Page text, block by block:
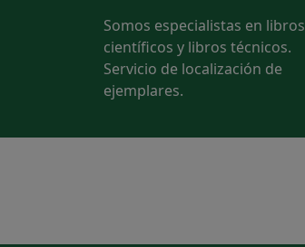
Somos especialistas en libros
científicos y libros técnicos.
Servicio de localización de
ejemplares.